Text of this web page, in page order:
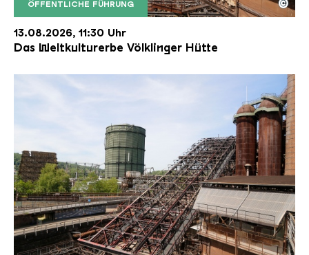
ÖFFENTLICHE FÜHRUNG
Der Erzschrägaufzug der Völklinger Hütte mit
Copyright: Weltkulturerbe Völklinger Hütte | Karl
©
13.08.2026, 11:30 Uhr
Das Weltkulturerbe Völklinger Hütte